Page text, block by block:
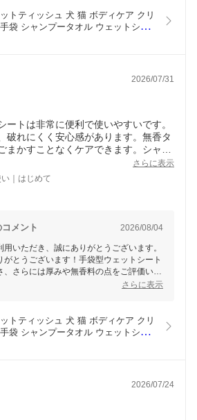
の商品改善の参考とさせて頂きます。も
トティッシュ 犬 猫 ボディケア クリ
袋 シャンプータオル ウェットシー
2026/07/31
ートは非常に便利で使いやすいです。
破れにくく安心感があります。無香タ
まかすことなくケアできます。シャン
に最適で、時短にもなるのでおすすめ
さらに表示
｜はじめて
メント 2026/08/04
用いただき、誠にありがとうございます。
がとうございます！手袋型ウェットシート
さらには厚みや無香料の点をご評価いた
ます。シャンプーの合間のお手入れに役立
品を提供できるよう努めてまいります。
お待ちしております！
さらに表示
トティッシュ 犬 猫 ボディケア クリ
袋 シャンプータオル ウェットシー
2026/07/24